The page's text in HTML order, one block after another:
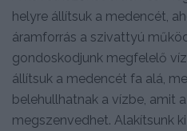
helyre állítsuk a medencét,
áramforrás a szivattyú
gondoskodjunk megfelelő
állítsuk a medencét fa alá,
belehullhatnak a vízbe, amit
megszenvedhet. Alakítsunk